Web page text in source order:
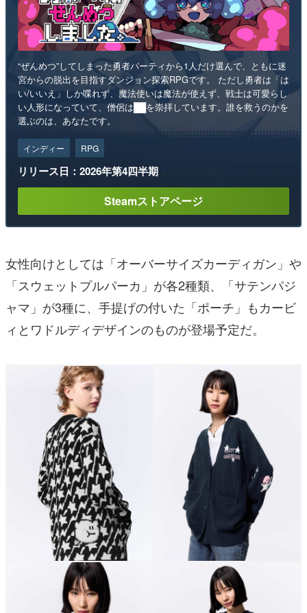
“ぜんめつ”してしまった勇者パーティから1人だけ選んで、ともに迷
宮からの脱出を目指すダンジョン探索RPGです。 ただし勇者は「は
い/いいえ」しか喋れず、魔法使いは魔法が使えず、戦士は可愛らし
い人形になっていて、僧侶は██を崇拝しています。誰を救うのかを
選ぶのは、あなたです。
インディー RPG
リリース日：2026年第4四半期
Steamストアページ
女性向けとしては「オーバーサイズカーディガン」や
「スウェットプルパーカ」が各2種類、「サテンパジ
ャマ」が3種に、手提げの付いた「ポーチ」もカービ
ィとワドルディデザインのものが登場予定だ。